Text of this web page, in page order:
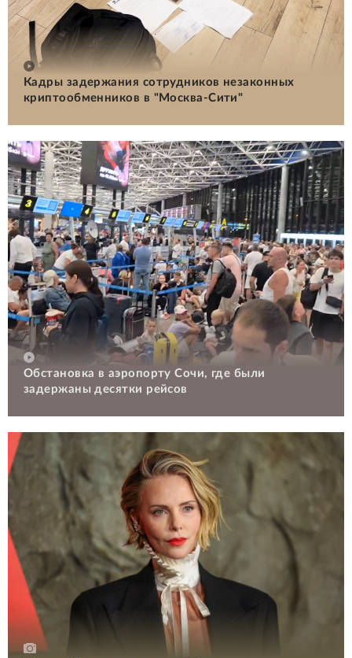
Кадры задержания сотрудников незаконных
криптообменников в "Москва-Сити"
Обстановка в аэропорту Сочи, где были
задержаны десятки рейсов